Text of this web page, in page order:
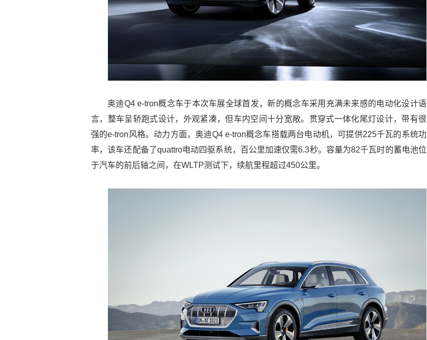
奥迪Q4 e-tron概念车于本次车展全球首发，新的概念车采用充满未来感的电动化设计语
言，整车呈轿跑式设计，外观紧凑，但车内空间十分宽敞。贯穿式一体化尾灯设计，带有很
强的e-tron风格。动力方面，奥迪Q4 e-tron概念车搭载两台电动机，可提供225千瓦的系统功
率，该车还配备了quattro电动四驱系统，百公里加速仅需6.3秒。容量为82千瓦时的蓄电池位
于汽车的前后轴之间，在WLTP测试下，续航里程超过450公里。